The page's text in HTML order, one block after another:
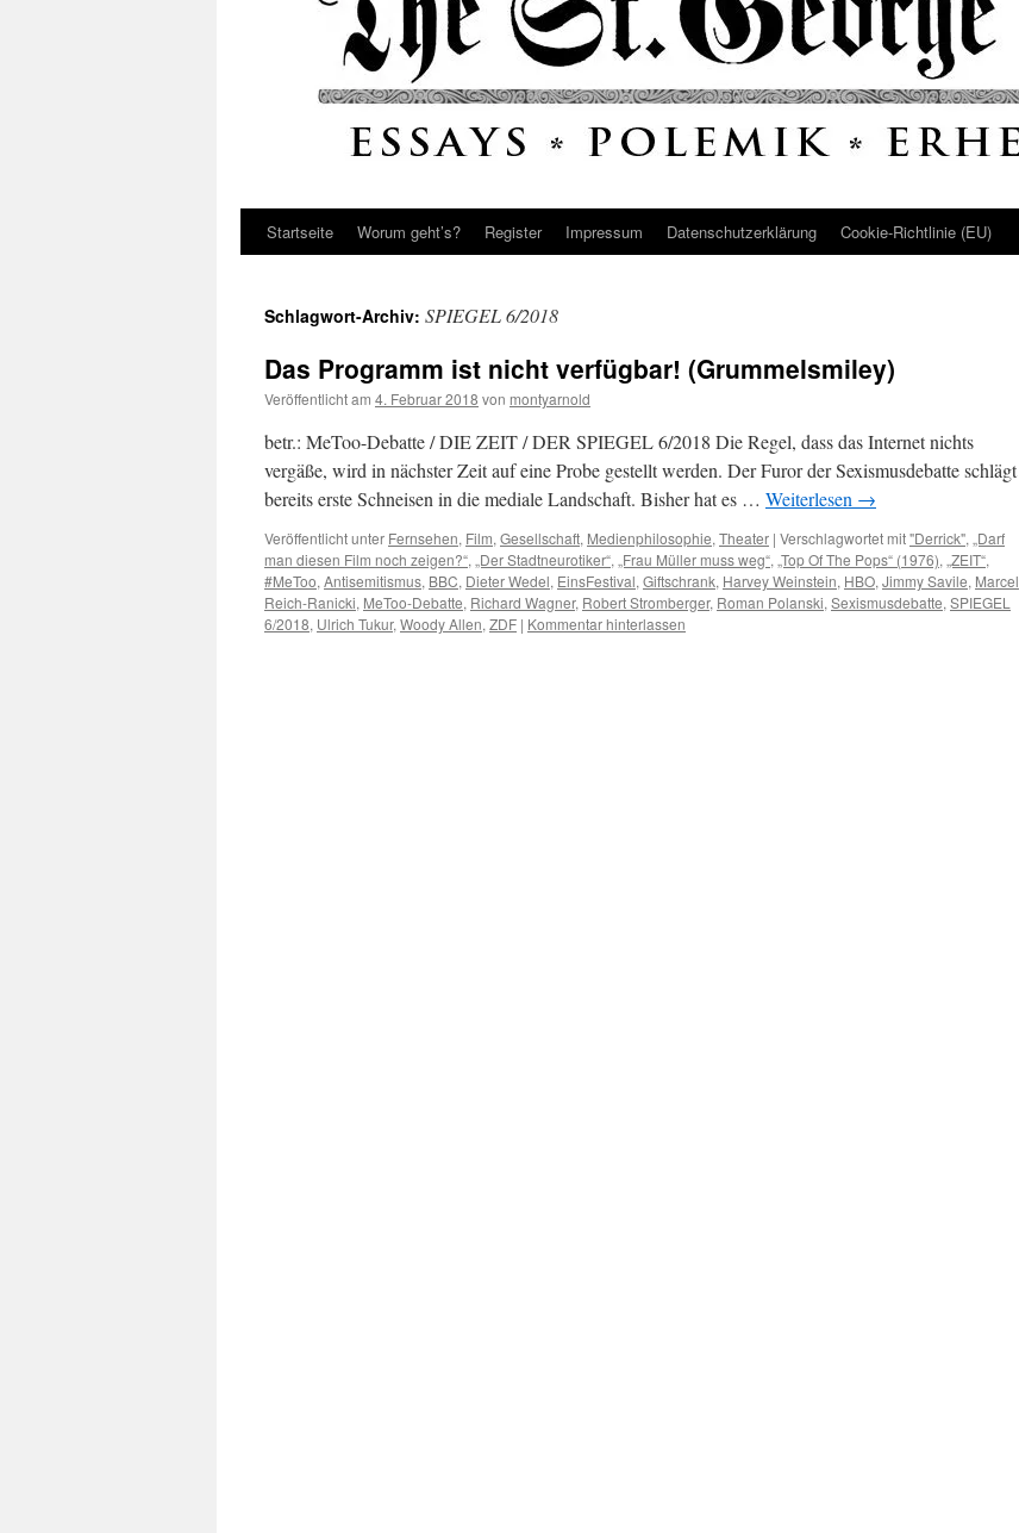
Startseite Worum geht’s? Register Impressum Datenschutz­erklärung Cookie-Richtlinie (EU)
Schlagwort-Archiv: SPIEGEL 6/2018
Das Programm ist nicht verfügbar! (Grummelsmiley)
Veröffentlicht am 4. Februar 2018 von montyarnold
betr.: MeToo-Debatte / DIE ZEIT / DER SPIEGEL 6/2018 Die Regel, dass das Internet nichts
vergäße, wird in nächster Zeit auf eine Probe gestellt werden. Der Furor der Sexismusdebatte schlägt
bereits erste Schneisen in die mediale Landschaft. Bisher hat es … Weiterlesen →
Veröffentlicht unter Fernsehen, Film, Gesellschaft, Medienphilosophie, Theater | Verschlagwortet mit"Derrick", „Darf
man diesen Film noch zeigen?“, „Der Stadtneurotiker“, „Frau Müller muss weg“, „Top Of The Pops“ (1976), „ZEIT“,
#MeToo, Antisemitismus, BBC, Dieter Wedel, EinsFestival, Giftschrank, Harvey Weinstein, HBO, Jimmy Savile, Marcel
Reich-Ranicki, MeToo-Debatte, Richard Wagner, Robert Stromberger, Roman Polanski, Sexismusdebatte, SPIEGEL
6/2018, Ulrich Tukur, Woody Allen, ZDF | Kommentar hinterlassen